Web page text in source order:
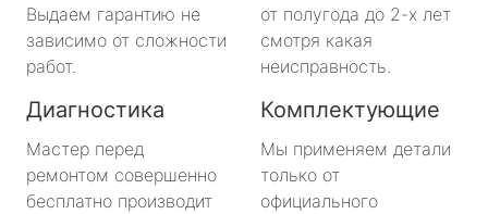
Выдаем гарантию не
зависимо от сложности
работ.
от полугода до 2-х лет
смотря какая
неисправность.
Диагностика
Мастер перед
ремонтом совершенно
бесплатно производит
Комплектующие
Мы применяем детали
только от
официального